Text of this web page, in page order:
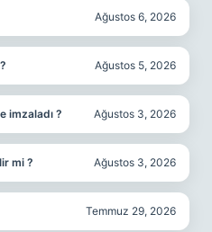
Ağustos 6, 2026
Ağustos 5, 2026
imzaladı ? Ağustos 3, 2026
mi ? Ağustos 3, 2026
Temmuz 29, 2026